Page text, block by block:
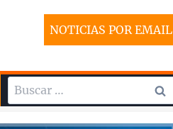
NOTICIAS POR EMAIL
Buscar: